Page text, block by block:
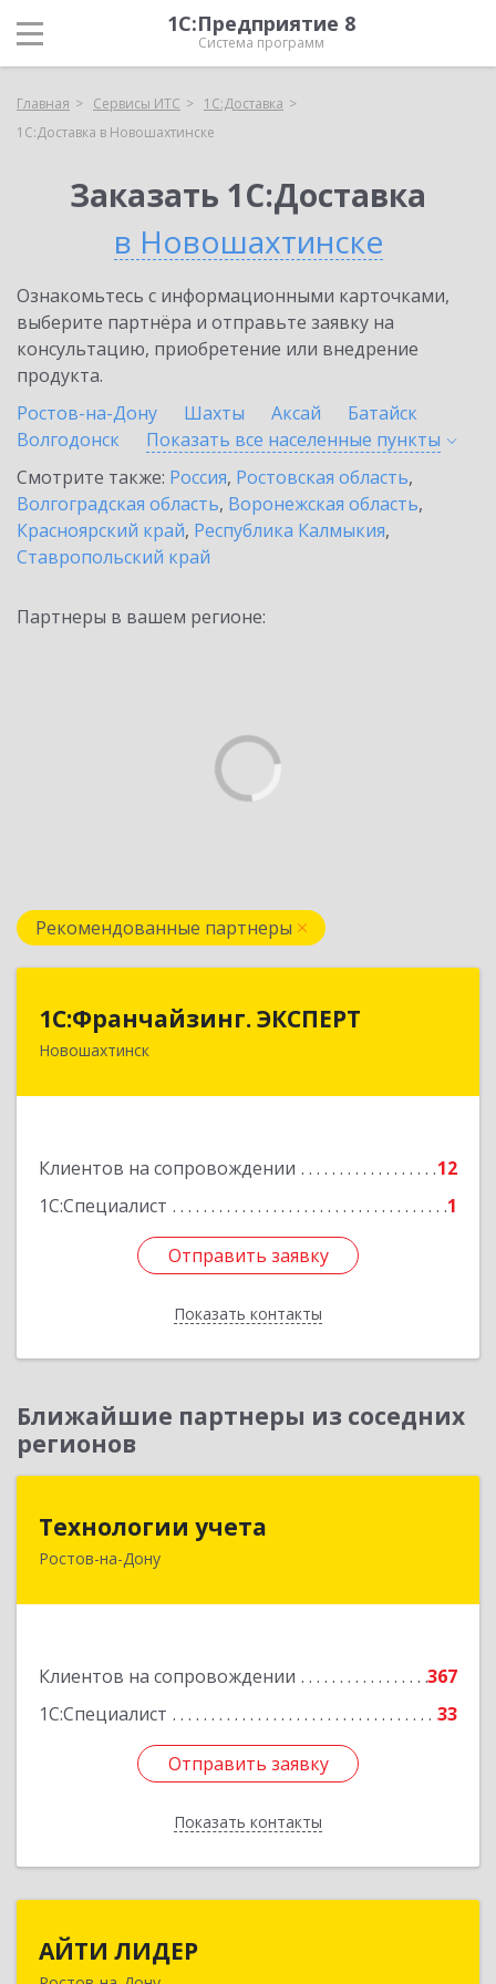
1С:Предприятие 8
Система программ
Главная Сервисы ИТС
1С:Доставка
1С:Доставка в Новошахтинске
Заказать 1С:Доставка
в Новошахтинске
Ознакомьтесь с информационными карточками,
выберите партнёра и отправьте заявку на
консультацию, приобретение или внедрение
продукта.
Ростов-на-Дону
Шахты Аксай
Батайск
Волгодонск
Показать все населенные пункты
Смотрите также: Россия, Ростовская область,
Волгоградская область, Воронежская область,
Красноярский край, Республика Калмыкия,
Ставропольский край
Партнеры в вашем регионе:
Рекомендованные партнеры
1С:Франчайзинг. ЭКСПЕРТ
Новошахтинск
Клиентов на сопровождении
12
1С:Специалист
1
Отправить заявку
Показать контакты
1С:Франчайзинг. ЭКСПЕРТ
346901, Ростовская обл, Новошахтинск г,
Отправить заявку
Назад
Ближайшие партнеры из соседних
регионов
Технологии учета
Ростов-на-Дону
Клиентов на сопровождении
367
1С:Специалист
33
Отправить заявку
Показать контакты
344064, Ростовская обл, Ростов-на-Дону г,
Отправить заявку
Назад
АЙТИ ЛИДЕР